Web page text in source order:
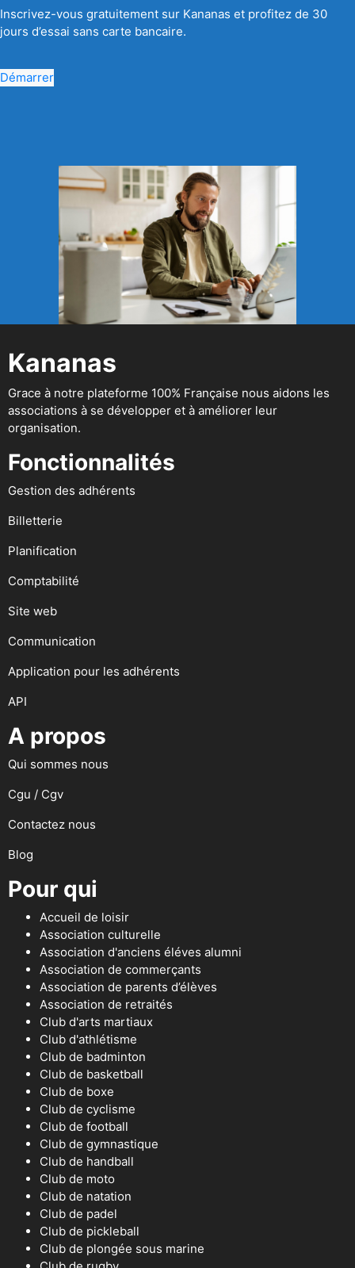
Inscrivez-vous gratuitement sur Kananas et profitez de 30
jours d’essai sans carte bancaire.
Démarrer
Kananas
Grace à notre plateforme 100% Française nous aidons les
associations à se développer et à améliorer leur
organisation.
Fonctionnalités
Gestion des adhérents
Billetterie
Planification
Comptabilité
Site web
Communication
Application pour les adhérents
API
A propos
Qui sommes nous
Cgu / Cgv
Contactez nous
Blog
Pour qui
Accueil de loisir
Association culturelle
Association d'anciens éléves alumni
Association de commerçants
Association de parents d’élèves
Association de retraités
Club d'arts martiaux
Club d'athlétisme
Club de badminton
Club de basketball
Club de boxe
Club de cyclisme
Club de football
Club de gymnastique
Club de handball
Club de moto
Club de natation
Club de padel
Club de pickleball
Club de plongée sous marine